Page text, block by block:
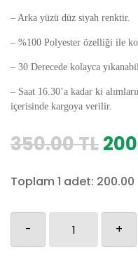
– Arka yüzü düz siyah renktir.
– %100 Polyester özelliği ile
– 30 Derecede kolayca
– Saat 16.30’a kadar ki
içerisinde kargoya verilir.
350.00TL
Toplam 1 adet: 200.00
- +